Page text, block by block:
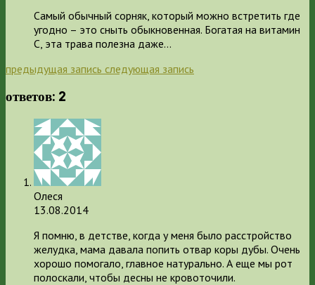
Самый обычный сорняк, который можно встретить где
угодно – это сныть обыкновенная. Богатая на витамин
С, эта трава полезна даже…
предыдущая запись следующая запись
ответов: 2
Олеся
13.08.2014
Я помню, в детстве, когда у меня было расстройство
желудка, мама давала попить отвар коры дубы. Очень
хорошо помогало, главное натурально. А еще мы рот
полоскали, чтобы десны не кровоточили.